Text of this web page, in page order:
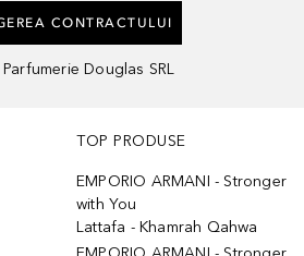
CONTRACTULUI
Parfumerie Douglas SRL
TOP PRODUSE
EMPORIO ARMANI - Stronger
with You
Lattafa - Khamrah Qahwa